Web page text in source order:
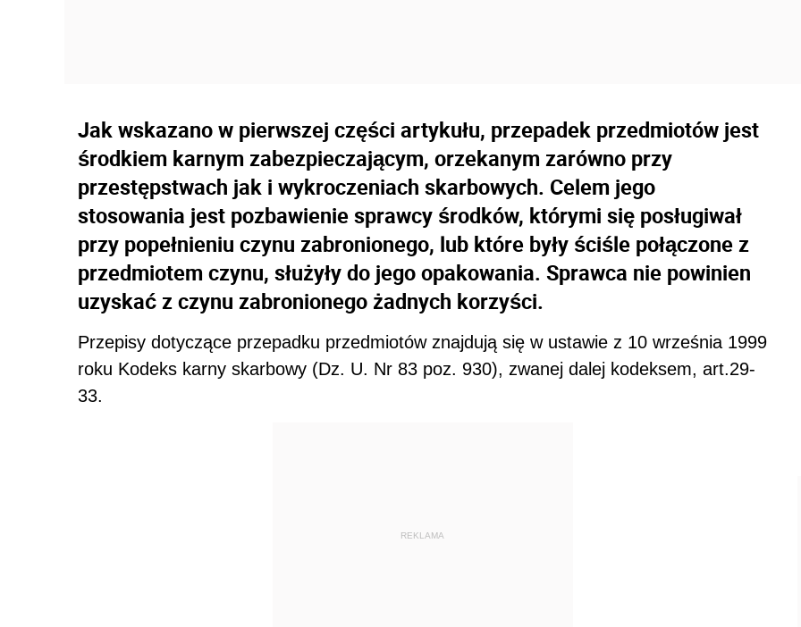
Jak wskazano w pierwszej części artykułu, przepadek przedmiotów jest
środkiem karnym zabezpieczającym, orzekanym zarówno przy
przestępstwach jak i wykroczeniach skarbowych. Celem jego
stosowania jest pozbawienie sprawcy środków, którymi się posługiwał
przy popełnieniu czynu zabronionego, lub które były ściśle połączone z
przedmiotem czynu, służyły do jego opakowania. Sprawca nie powinien
uzyskać z czynu zabronionego żadnych korzyści.
Przepisy dotyczące przepadku przedmiotów znajdują się w ustawie z 10 września 1999
roku Kodeks karny skarbowy (Dz. U. Nr 83 poz. 930), zwanej dalej kodeksem, art.29-
33.
REKLAMA